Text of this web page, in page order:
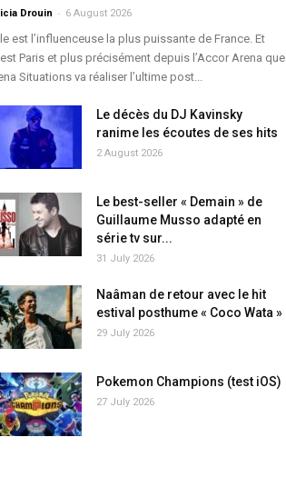
Drouin - 6 August 2026
est l’influenceuse la plus puissante de France. Et
Paris et plus précisément depuis l’Accor Arena que
Situations va réaliser l’ultime post...
Le décès du DJ Kavinsky
ranime les écoutes de ses hits
2 August 2026
Le best-seller « Demain » de
Guillaume Musso adapté en
série tv sur...
31 July 2026
Naâman de retour avec le hit
estival posthume « Coco Wata »
29 July 2026
Pokemon Champions (test iOS)
27 July 2026